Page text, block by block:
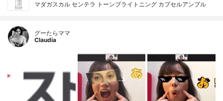
マダガスカル センテラ トーンブライトニング カプセルアンプル
グーたらママ
Claudia